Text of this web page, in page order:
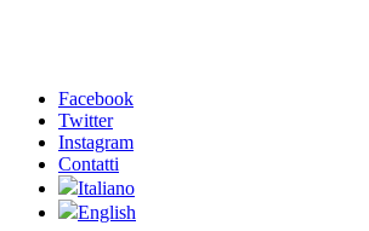
Facebook
Twitter
Instagram
Contatti
Italiano
English